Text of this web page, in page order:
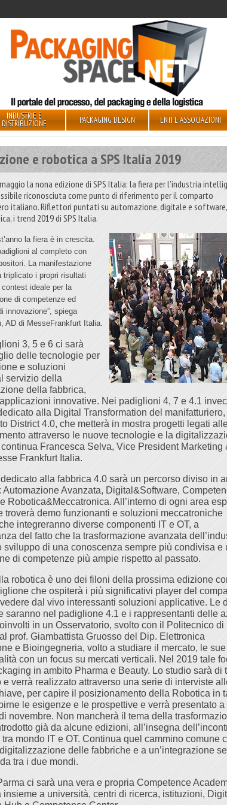
INDUSTRIE E
DISTRIBUZIONE PACKAGING DESIGN ENTI E ASSOCIAZIONI
e robotica a SPS Italia 2019
la nona edizione di SPS Italia: la fiera per l’industria
riconosciuta come punto di riferimento per il comparto
italiano. Riflettori puntati su automazione, digitale e
i trend 2019 di SPS Italia.
la fiera è in crescita.
al completo con
La manifestazione
triplicato i propri risultati
ideale per la
di competenze ed
innovazione”, spiega
AD di MesseFrankfurt Italia.
3, 5 e 6 ci sarà
delle tecnologie per
e soluzioni
servizio della
della fabbrica,
innovative. Nei padiglioni 4, 7 e 4.1
alla Digital Transformation del manifatturiero,
District 4.0, che metterà in mostra progetti legati
attraverso le nuove tecnologie e la
continua Francesca Selva, Vice President Marketing
Frankfurt Italia.
dedicato alla fabbrica 4.0 sarà un percorso diviso in
Automazione Avanzata, Digital&Software,
Robotica&Meccatronica. All’interno di ogni area
troverà demo funzionanti e soluzioni meccatroniche
integreranno diverse componenti IT e OT, a
del fatto che la trasformazione avanzata
sviluppo di una conoscenza sempre più condivisa e
di competenze più ampie rispetto al passato.
robotica è uno dei filoni della prossima edizione
che ospiterà i più significativi player del
dal vivo interessanti soluzioni applicative. Le
saranno nel padiglione 4.1 e i rappresentanti delle
in un Osservatorio, svolto con il Politecnico di
prof. Giambattista Gruosso del Dip. Elettronica
e Bioingegneria, volto a studiare il mercato, le
con un focus su mercati verticali. Nel 2019 tale
in ambito Pharma e Beauty. Lo studio sarà di
e verrà realizzato attraverso una serie di interviste
per capire il posizionamento della Robotica in
le esigenze e le prospettive e verrà presentato
novembre. Non mancherà il tema della
già da alcune edizioni, all’insegna
tra mondo IT e OT. Continua quel cammino comune
delle fabbriche e a un’integrazione
tra i due mondi.
ci sarà una vera e propria Competence
insieme a università, centri di ricerca, istituzioni,